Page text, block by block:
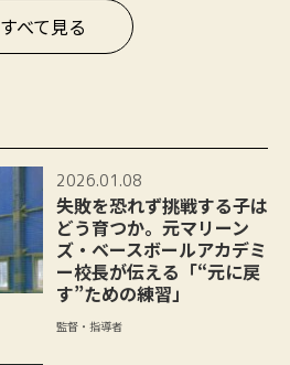
すべて見る
2026.01.08
失敗を恐れず挑戦する子は
どう育つか。元マリーン
ズ・ベースボールアカデミ
ー校長が伝える「“元に戻
す”ための練習」
監督・指導者